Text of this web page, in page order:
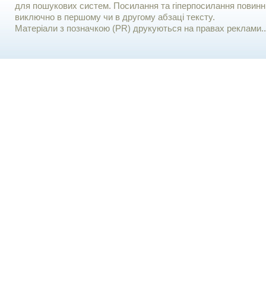
для пошукових систем. Посилання та гіперпосилання
виключно в першому чи в другому абзаці тексту.
Матеріали з позначкою (PR) друкуються на правах реклами..